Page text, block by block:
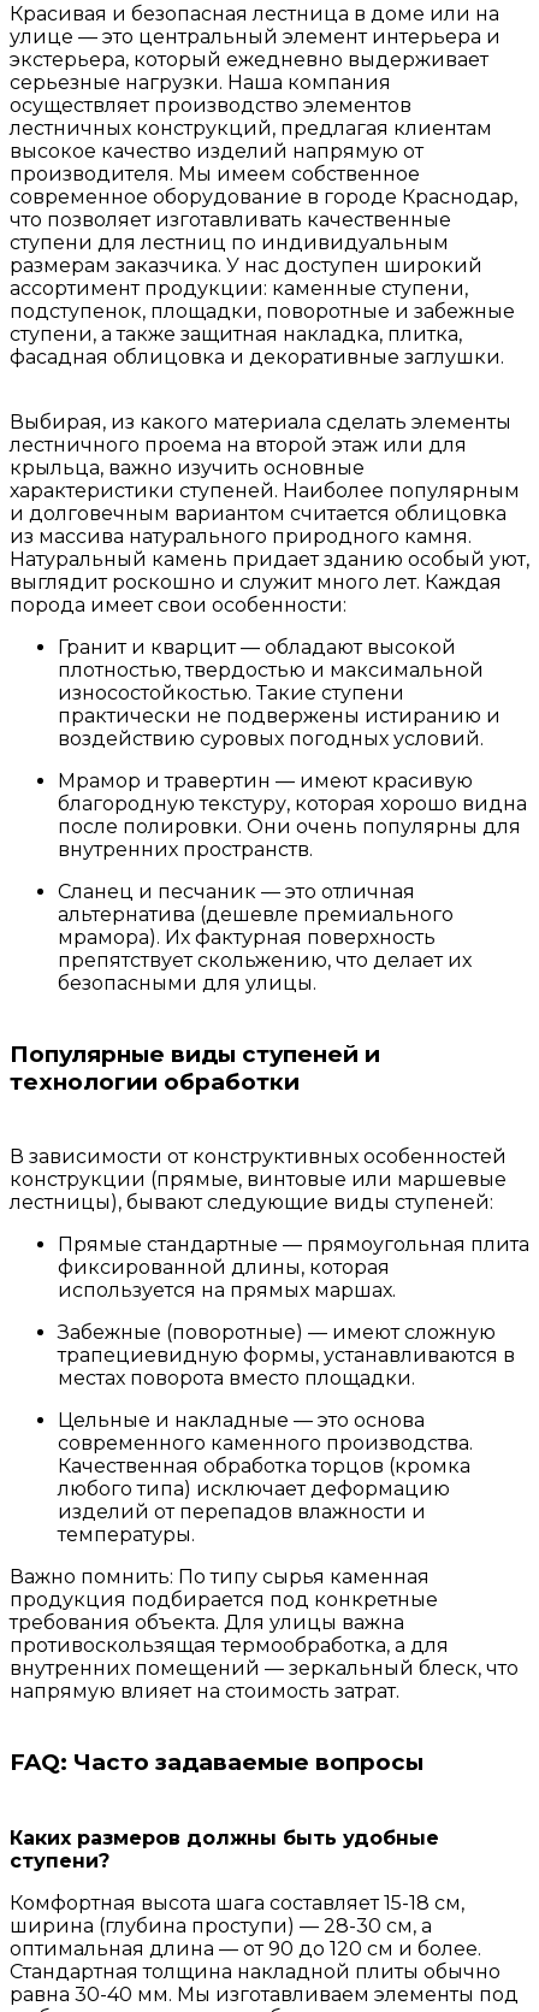
Красивая и безопасная лестница в доме или на
улице — это центральный элемент интерьера и
экстерьера, который ежедневно выдерживает
серьезные нагрузки. Наша компания
осуществляет производство элементов
лестничных конструкций, предлагая клиентам
высокое качество изделий напрямую от
производителя. Мы имеем собственное
современное оборудование в городе Краснодар,
что позволяет изготавливать качественные
ступени для лестниц по индивидуальным
размерам заказчика. У нас доступен широкий
ассортимент продукции: каменные ступени,
подступенок, площадки, поворотные и забежные
ступени, а также защитная накладка, плитка,
фасадная облицовка и декоративные заглушки.
Выбирая, из какого материала сделать элементы
лестничного проема на второй этаж или для
крыльца, важно изучить основные
характеристики ступеней. Наиболее популярным
и долговечным вариантом считается облицовка
из массива натурального природного камня.
Натуральный камень придает зданию особый уют,
выглядит роскошно и служит много лет. Каждая
порода имеет свои особенности:
Гранит и кварцит — обладают высокой
плотностью, твердостью и максимальной
износостойкостью. Такие ступени
практически не подвержены истиранию и
воздействию суровых погодных условий.
Мрамор и травертин — имеют красивую
благородную текстуру, которая хорошо видна
после полировки. Они очень популярны для
внутренних пространств.
Сланец и песчаник — это отличная
альтернатива (дешевле премиального
мрамора). Их фактурная поверхность
препятствует скольжению, что делает их
безопасными для улицы.
Популярные виды ступеней и
технологии обработки
В зависимости от конструктивных особенностей
конструкции (прямые, винтовые или маршевые
лестницы), бывают следующие виды ступеней:
Прямые стандартные — прямоугольная плита
фиксированной длины, которая
используется на прямых маршах.
Забежные (поворотные) — имеют сложную
трапециевидную формы, устанавливаются в
местах поворота вместо площадки.
Цельные и накладные — это основа
современного каменного производства.
Качественная обработка торцов (кромка
любого типа) исключает деформацию
изделий от перепадов влажности и
температуры.
Важно помнить: По типу сырья каменная
продукция подбирается под конкретные
требования объекта. Для улицы важна
противоскользящая термообработка, а для
внутренних помещений — зеркальный блеск, что
напрямую влияет на стоимость затрат.
FAQ: Часто задаваемые вопросы
Каких размеров должны быть удобные
ступени?
Комфортная высота шага составляет 15-18 см,
ширина (глубина проступи) — 28-30 см, а
оптимальная длина — от 90 до 120 см и более.
Стандартная толщина накладной плиты обычно
равна 30-40 мм. Мы изготавливаем элементы под